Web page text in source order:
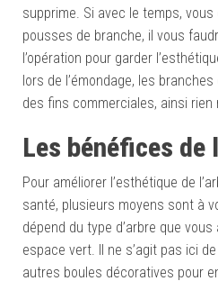
supprime. Si avec le temps,
pousses de branche, il vous
l’opération pour garder
lors de l’émondage, les
des fins commerciales, ainsi rien
Les bénéfices de
Pour améliorer l’esthétique de
santé, plusieurs moyens sont à
dépend du type d’arbre que
espace vert. Il ne s’agit pas ici
autres boules décoratives pour